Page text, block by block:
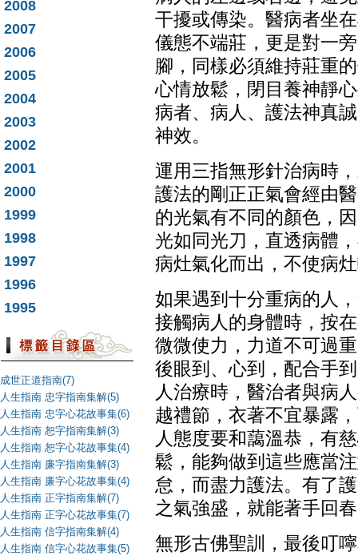
2008
2007
2006
2005
2004
2003
2002
2001
2000
1999
1998
1997
1996
1995
成世正道指南(7)
人生指南 忠字指南集解(5)
人生指南 忠字心花故事集(6)
人生指南 恕字指南集解(3)
人生指南 恕字心花故事集(4)
人生指南 廉字指南集解(3)
人生指南 廉字心花故事集(4)
人生指南 正字指南集解(7)
人生指南 正字心花故事集(7)
人生指南 信字指南集解(4)
人生指南 信字心花故事集(5)
干擾或傳染。醫病者坐
儀態不端莊，更是對一
腳，同樣必須維持莊重
心情放鬆，閉目養神靜
病者、病人、護法神真
神效。
運用三指無形針治病時
護法的剛正正氣會經由
的光氣有不同的顏色，
光如同光刀，直透病體
病灶氣化而出，不使病
如果遇到十分重病的人
接觸病人的身體時，按
微微使力，力道不可過
後眼到、心到，配合手
人治療時，醫治者與病
越禮節，衣著不宜暴露
人態度要和藹溫恭，有
鬆，能夠做到這些應當
怠，而盡力護法。有了
之氣強盛，就能著手回
無形古佛聖訓，最後叮